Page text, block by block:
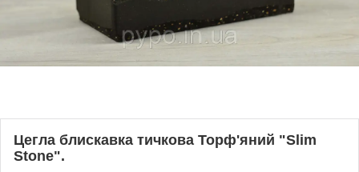
Цегла блискавка тичкова Торф'яний "Slim
Stone".